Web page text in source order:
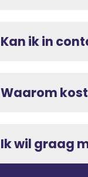
Kan ik in
Waarom
Ik wil graag